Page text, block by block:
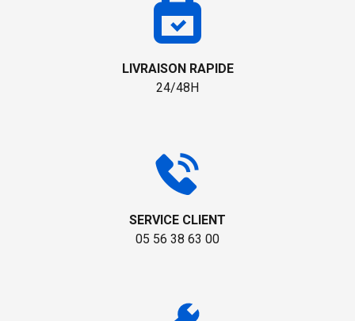
LIVRAISON RAPIDE
24/48H
SERVICE CLIENT
05 56 38 63 00